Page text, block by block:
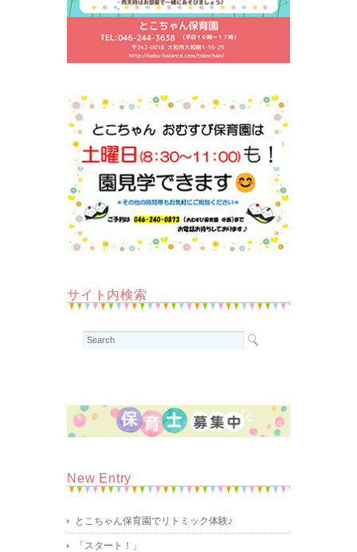
サイト内検索
New Entry
とこちゃん保育園でリトミック体験♪
「スタート！」